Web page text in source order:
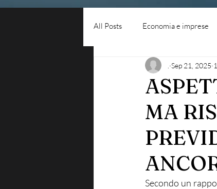
All Posts Economia e imprese
Diritto del lavoro Blog -
MA
Sep 21, 2025
Secondo un